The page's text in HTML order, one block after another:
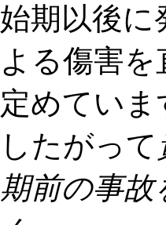
始期以後に
よる傷害
定めていま
したがって
期前の事